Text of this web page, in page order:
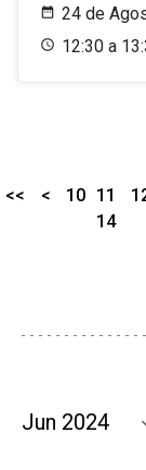
24 de
12:30 a
<< < 10 11
14